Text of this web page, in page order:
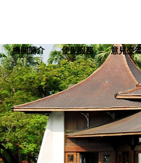
機關簡介 便民服務 意見交